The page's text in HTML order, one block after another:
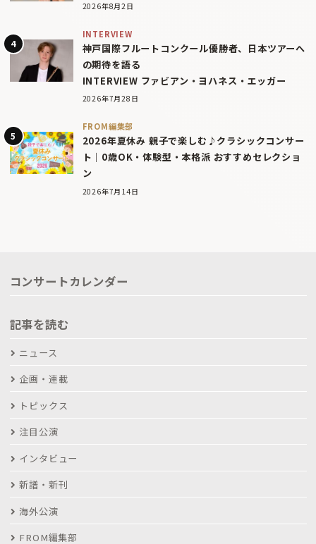
2026年8月2日
INTERVIEW
神戸国際フルートコンクール優勝者、日本ツアーへ
の期待を語る
INTERVIEW ファビアン・ヨハネス・エッガー
2026年7月28日
FROM編集部
2026年夏休み 親子で楽しむ♪クラシックコンサー
ト｜0歳OK・体験型・本格派 おすすめセレクショ
ン
2026年7月14日
コンサートカレンダー
記事を読む
ニュース
企画・連載
トピックス
注目公演
インタビュー
新譜・新刊
海外公演
FROM編集部